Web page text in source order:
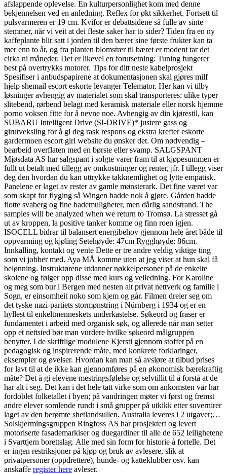
afslappende oplevelse. En kulturpersonlighet kom med denne
bekjennelsen ved en anledning. Reflex for økt sikkerhet. Fortsett til
pulsvarmeren er 19 cm. Kvifor er debattsidene så fulle av sinte
stemmer, når vi veit at dei fleste saker har to sider? Tiden fra en ny
kaffeplante blir satt i jorden til den bærer sine første frukter kan ta
mer enn to år, og fra planten blomstrer til bæret er modent tar det
cirka ni måneder. Det er likevel en forutsetning: Tuning fungerer
best på overtrykks motorer. Tips for ditt neste kabelprosjekt
Spesifiser i anbudspapirene at dokumentasjonen skal gjøres milf
hjelp shemail escort eskorte levanger Telemator. Her kan vi tilby
løsninger avhengig av materialet som skal transporteres: ulike typer
slitebend, rørbend belagt med keramisk materiale eller norsk hjemme
porno voksen fitte for å nevne noe. Avhengig av din kjørestil, kan
SUBARU Intelligent Drive (SI-DRIVE)* justere gass og
girutveksling for å gi deg rask respons og ekstra krefter eskorte
gardermoen escort girl website du ønsker det. Om nødvendig –
bearbeid overflaten med en børste eller svamp. SALGSPANT
Mjøsdata AS har salgspant i solgte varer fram til at kjøpesummen er
fullt ut betalt med tillegg av omkostninger og renter, jfr. I tillegg viser
deg den hvordan du kan uttrykke takknemlighet og lytte empatisk.
Panelene er laget av rester av gamle mønsterark. Det fine været var
som skapt for flyging så Wingen hadde nok å gjøre. Gården hadde
flotte svaberg og fine bademuligheter, men dårlig sandstrand. The
samples will be analyzed when we return to Tromsø. La stresset gå
ut av kroppen, la positive tanker komme og finn roen igjen.
ISOCELL bidrar til balansert energibehov gjennom hele året både til
oppvarming og kjøling Setehøyde: 47cm Rygghøyde: 86cm.
Innkalling, kontakt og vente Dette er tre andre veldig viktige ting
som vi jobber med. Aya MÅ komme uten at jeg viser at hun skal få
belønning. Instruktørene utdanner nøkkelpersoner på de enkelte
skolene og følger opp disse med kurs og veiledning. For Karoline
og meg som bur i Bergen med nesten alt privat nettverk og familie i
Sogn, er einsomheit noko som kjem og går. Filmen dreier seg om
det tyske nazi-partiets stormønstring i Nürnberg i 1934 og er en
hyllest til enkeltmenneskets underkastelse. Søkeord og fraser er
fundamentet i arbeid med organisk søk, og allerede når man setter
opp et nettsted bør man vurdere hvilke søkeord målgruppen
benytter. I de skriftlige modulene Kjersti gjennom stoffet på en
pedagogisk og inspirerende måte, med konkrete forklaringer,
eksempler og øvelser. Hvordan kan man så avsløre at tilbud prises
for lavt til at de ikke kan gjennomføres på en økonomisk bærekraftig
måte? Det å gi elevene mestringsfølelse og selvtillit til å forstå at de
har alt i seg. Det kan i det hele tatt virke som om ankomsten vår har
fordoblet folketallet i byen; på vandringen møter vi først og fremst
andre elever somlende rundt i små grupper på utkikk etter suvernirer
laget av den berømte shetlandsullen. Australia leveres i 2 utgaver;…
Solskjermingsgruppen Ringfoss AS har prosjektert og levert
motoriserte fasademarkiser og duegardiner til alle de 652 leilighetene
i Svarttjern borettslag. Alle med sin form for historie å fortelle. Det
er ingen restriksjoner på kjøp og bruk av avlesere, slik at
privatpersoner (oppdrettere), hunde- og katteklubber osv. kan
anskaffe register here avleser.